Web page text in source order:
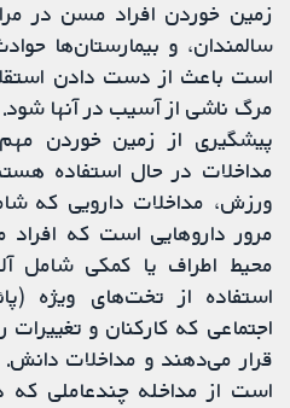
زمین خوردن افراد مسن در
سالمندان، و بیمارستان‌ها
است باعث از دست دادن
مرگ ناشی از آسیب در آنها شود.
پیشگیری از زمین خوردن
مداخلات در حال استفاده
مرور داروهایی است که
محیط اطراف یا کمکی شامل
استفاده از تخت‌های ویژه
اجتماعی که کارکنان و
قرار می‌دهند و مداخلات
است از مداخله چندعاملی که